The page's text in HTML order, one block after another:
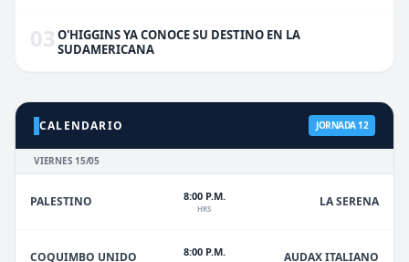
03 O'HIGGINS YA CONOCE SU DESTINO EN LA
SUDAMERICANA
CALENDARIO JORNADA 12
VIERNES 15/05
PALESTINO 8:00 P.M.
HRS LA SERENA
COQUIMBO UNIDO 8:00 P.M. AUDAX ITALIANO